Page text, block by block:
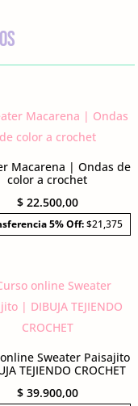
Macarena | Ondas de
color a crochet
$22.500,00
5% Off:$21,375
Sweater Paisajito
TEJIENDO CROCHET
$39.900,00